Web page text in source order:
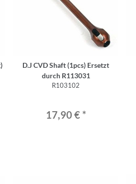
D.J CVD Shaft (1pcs) Ersetzt
durch R113031
R103102
17,90 € *